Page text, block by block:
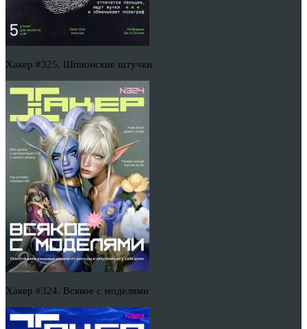
Хакер #325. Шпионские штучки
Хакер #324. Всякое с моделями